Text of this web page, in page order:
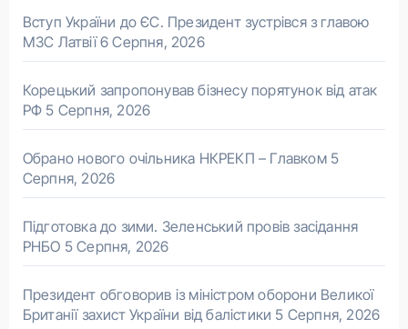
Вступ України до ЄС. Президент зустрівся з главою
МЗС Латвії 6 Серпня, 2026
Корецький запропонував бізнесу порятунок від атак
РФ 5 Серпня, 2026
Обрано нового очільника НКРЕКП – Главком 5
Серпня, 2026
Підготовка до зими. Зеленський провів засідання
РНБО 5 Серпня, 2026
Президент обговорив із міністром оборони Великої
Британії захист України від балістики 5 Серпня, 2026